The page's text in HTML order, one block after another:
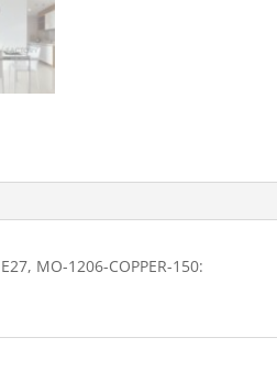
MO-1206-COPPER-150: